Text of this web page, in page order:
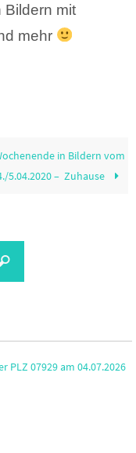
Bildern mit
mehr
in Bildern vom
5.04.2020 – Zuhause
in meinem...